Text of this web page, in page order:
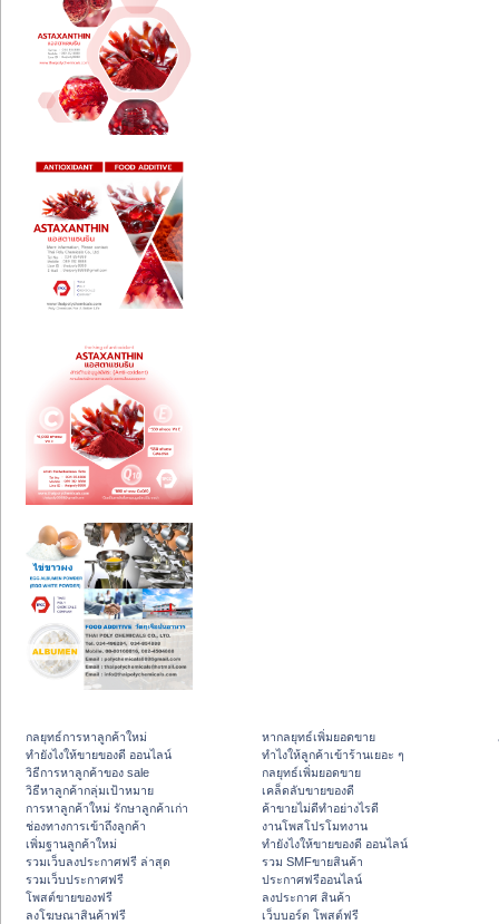
กลยุทธ์การหาลูกค้าใหม่
ทํายังไงให้ขายของดี ออนไลน์
วิธีการหาลูกค้าของ sale
วิธีหาลูกค้ากลุ่มเป้าหมาย
การหาลูกค้าใหม่ รักษาลูกค้าเก่า
ช่องทางการเข้าถึงลูกค้า
เพิ่มฐานลูกค้าใหม่
รวมเว็บลงประกาศฟรี ล่าสุด
รวมเว็บประกาศฟรี
โพสต์ขายของฟรี
ลงโฆษณาสินค้าฟรี
หากลยุทธ์เพิ่มยอดขาย
ทําไงให้ลูกค้าเข้าร้านเยอะ ๆ
กลยุทธ์เพิ่มยอดขาย
เคล็ดลับขายของดี
ค้าขายไม่ดีทำอย่างไรดี
งานโพสโปรโมทงาน
ทํายังไงให้ขายของดี ออนไลน์
รวม SMFขายสินค้า
ประกาศฟรีออนไลน์
ลงประกาศ สินค้า
เว็บบอร์ด โพสต์ฟรี